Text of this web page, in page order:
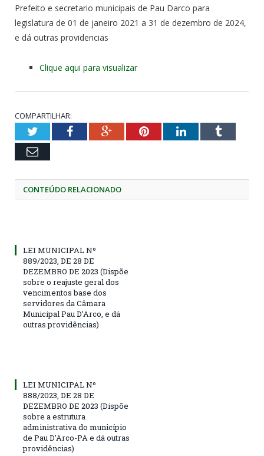
Prefeito e secretario municipais de Pau Darco para
legislatura de 01 de janeiro 2021 a 31 de dezembro de 2024,
e dá outras providencias
Clique aqui para visualizar
COMPARTILHAR:
TwitterFacebookGoogle+PinterestLinkedInTumblr
Email
CONTEÚDO RELACIONADO
LEI MUNICIPAL Nº
889/2023, DE 28 DE
DEZEMBRO DE 2023 (Dispõe
sobre o reajuste geral dos
vencimentos base dos
servidores da Câmara
Municipal Pau D’Arco, e dá
outras providências)
LEI MUNICIPAL Nº
888/2023, DE 28 DE
DEZEMBRO DE 2023 (Dispõe
sobre a estrutura
administrativa do município
de Pau D’Arco-PA e dá outras
providências)